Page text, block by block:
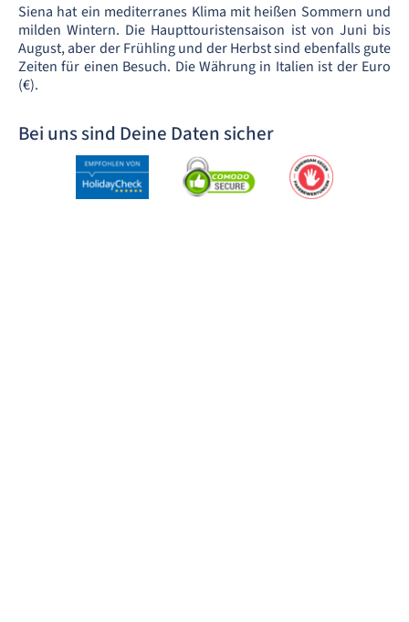
Siena hat ein mediterranes Klima mit heißen Sommern und
milden Wintern. Die Haupttouristensaison ist von Juni bis
August, aber der Frühling und der Herbst sind ebenfalls gute
Zeiten für einen Besuch. Die Währung in Italien ist der Euro
(€).
Bei uns sind Deine Daten sicher